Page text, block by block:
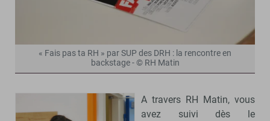
« Fais pas ta RH » par SUP des DRH : la rencontre en
backstage - © RH Matin
A travers RH Matin, vous
avez suivi dès le